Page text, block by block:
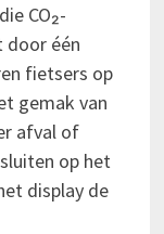
CO₂-
door één
fietsers op
gemak van
afval of
op het
display de